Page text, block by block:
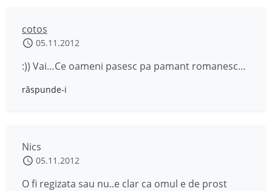
cotos
05.11.2012
:)) Vai…Ce oameni pasesc pa pamant romanesc…
răspunde-i
Nics
05.11.2012
O fi regizata sau nu..e clar ca omul e de prost